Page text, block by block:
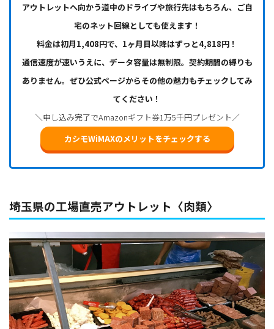
アウトレットへ向かう道中のドライブや旅行先はもちろん、ご自
宅のネット回線としても使えます！
料金は初月1,408円で、1ヶ月目以降はずっと4,818円！
通信速度が速いうえに、データ容量は無制限。契約期間の縛りも
ありません。ぜひ公式ページからその他の魅力もチェックしてみ
てください！
＼申し込み完了でAmazonギフト券1万5千円プレゼント／
カシモWiMAXのメリットをチェックする
埼玉県の工場直売アウトレット〈肉類〉